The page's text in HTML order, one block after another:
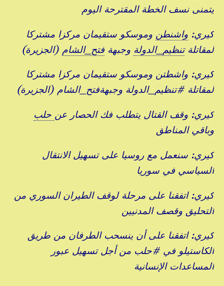
يتمنى نسف الخطة المقترحة اليوم
كيري: واشنطن وموسكو ستقيمان مركزا مشتركا
لمقاتلةتنظيم _الدولة وجبهةفتح _الشام (الجزيرة)
كيري: واشطتن وموسكو ستقيمان مركزا مشتركا
لمقاتلة #تنظيم_الدولة وجبهةفتح_الشام (الجزيرة)
كيري: وقف القتال يتطلب فك الحصار عن حلب
وباقي المناطق
كيري: سنعمل مع روسيا على تسهيل الانتقال
السياسي في سوريا
كيري: اتفقنا على مرحلة لوقف الطيران السوري من
التحليق وقصف المدنيين
كيري: اتفقنا على أن ينسحب الطرفان من طريق
الكاستيلو في #حلب من أجل تسهيل عبور
المساعدات الإنسانية